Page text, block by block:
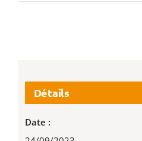
Détails
Date :